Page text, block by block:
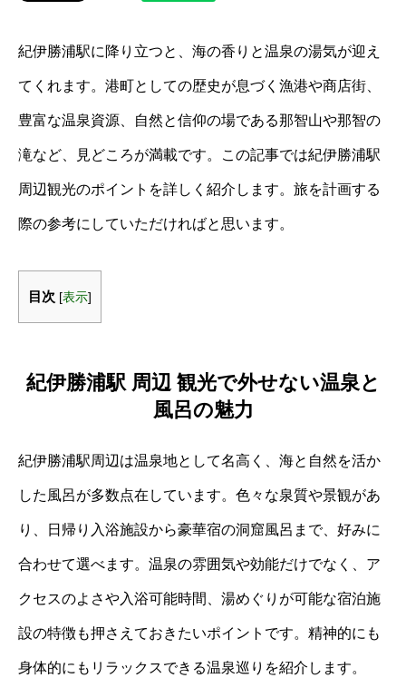
紀伊勝浦駅に降り立つと、海の香りと温泉の湯気が迎え
てくれます。港町としての歴史が息づく漁港や商店街、
豊富な温泉資源、自然と信仰の場である那智山や那智の
滝など、見どころが満載です。この記事では紀伊勝浦駅
周辺観光のポイントを詳しく紹介します。旅を計画する
際の参考にしていただければと思います。
目次 [表示]
紀伊勝浦駅 周辺 観光で外せない温泉と
風呂の魅力
紀伊勝浦駅周辺は温泉地として名高く、海と自然を活か
した風呂が多数点在しています。色々な泉質や景観があ
り、日帰り入浴施設から豪華宿の洞窟風呂まで、好みに
合わせて選べます。温泉の雰囲気や効能だけでなく、ア
クセスのよさや入浴可能時間、湯めぐりが可能な宿泊施
設の特徴も押さえておきたいポイントです。精神的にも
身体的にもリラックスできる温泉巡りを紹介します。